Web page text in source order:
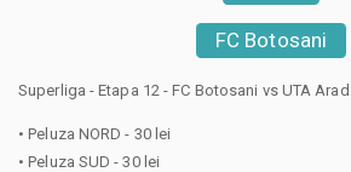
FC Botosani
Superliga - Etapa 12 - FC Botosani vs UTA Arad
• Peluza NORD - 30 lei
• Peluza SUD - 30 lei